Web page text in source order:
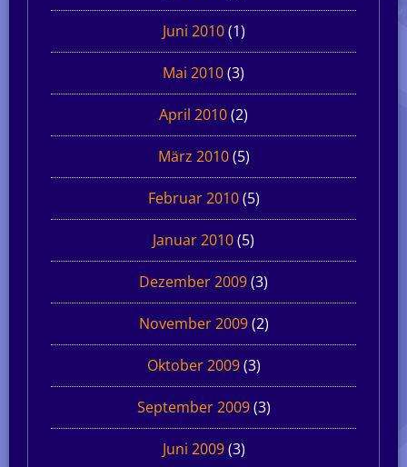
Juni 2010(1)
Mai 2010(3)
April 2010(2)
März 2010(5)
Februar 2010(5)
Januar 2010(5)
Dezember 2009(3)
November 2009(2)
Oktober 2009(3)
September 2009(3)
Juni 2009(3)